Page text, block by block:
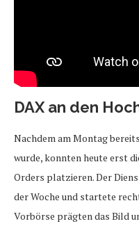
DAX an den
Nachdem am Montag
wurde, konnten heute erst
Orders platzieren. Der
der Woche und startete
Vorbörse prägten das Bild